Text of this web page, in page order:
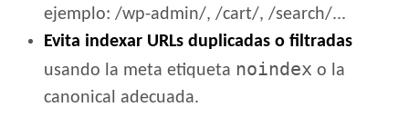
ejemplo: /wp-admin/, /cart/, /search/...
Evita indexar URLs duplicadas o filtradas
usando la meta etiqueta noindex o la
canonical adecuada.